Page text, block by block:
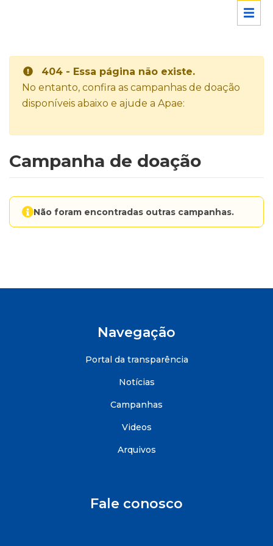
404 - Essa página não existe.
No entanto, confira as campanhas de doação
disponíveis abaixo e ajude a Apae:
Campanha de doação
Não foram encontradas outras campanhas.
Navegação
Portal da transparência
Notícias
Campanhas
Videos
Arquivos
Fale conosco